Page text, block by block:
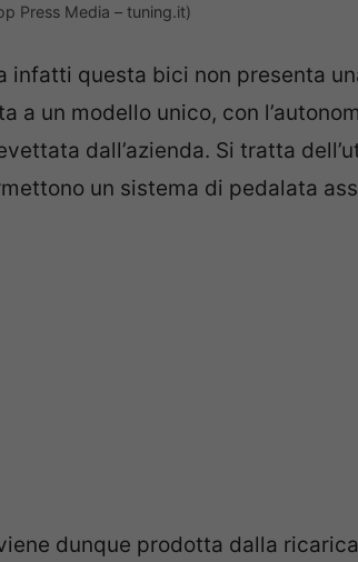
Press Media – tuning.it)
infatti questa bici non presenta
a un modello unico, con
dall’azienda. Si tratta
un sistema di pedalata
viene dunque prodotta dalla